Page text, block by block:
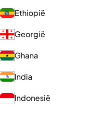
Ethiopië
Georgië
Ghana
India
Indonesië